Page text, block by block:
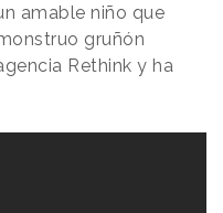
amable niño que
gruñón
Rethink y ha